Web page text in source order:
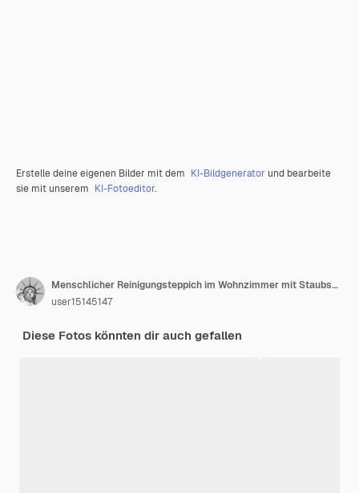
Erstelle deine eigenen Bilder mit dem KI-Bildgenerator und bearbeite
sie mit unserem KI-Fotoeditor.
Menschlicher Reinigungsteppich im Wohnzimmer mit Staubsauger zu Hause
user15145147
Diese Fotos könnten dir auch gefallen